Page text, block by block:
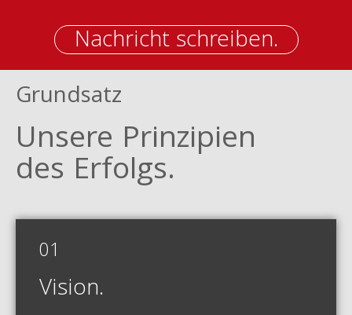
Nachricht schreiben.
Grundsatz
Unsere Prinzipien
des Erfolgs.
01
Vision.